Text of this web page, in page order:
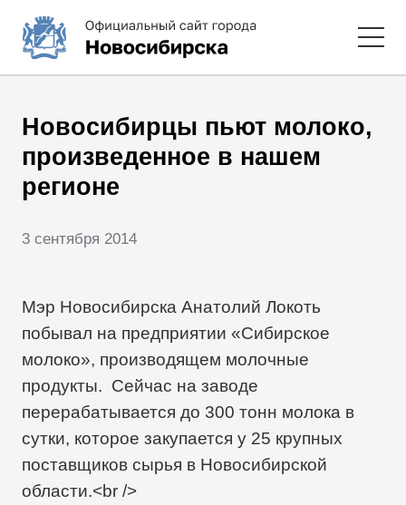
Новосибирцы пьют молоко,
произведенное в нашем
регионе
3 сентября 2014
Мэр Новосибирска Анатолий Локоть
побывал на предприятии «Сибирское
молоко», производящем молочные
продукты. Сейчас на заводе
перерабатывается до 300 тонн молока в
сутки, которое закупается у 25 крупных
поставщиков сырья в Новосибирской
области.<br />